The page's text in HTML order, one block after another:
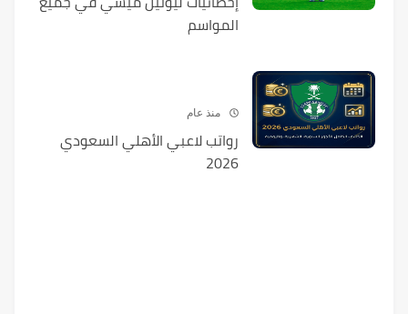
المواسم
منذ عام
رواتب لاعبي الأهلي السعودي
2026